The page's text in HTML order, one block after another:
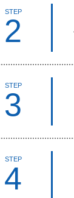
STEP
2
STEP
3
STEP
4